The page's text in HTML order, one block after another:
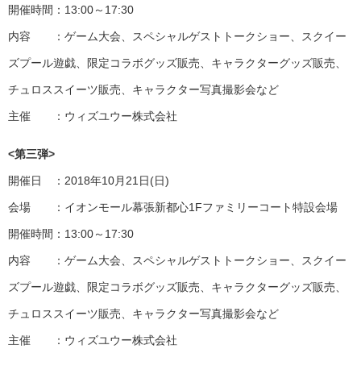
開催時間：13:00～17:30
内容 ：ゲーム大会、スペシャルゲストトークショー、スクイー
ズプール遊戯、限定コラボグッズ販売、キャラクターグッズ販売、
チュロススイーツ販売、キャラクター写真撮影会など
主催 ：ウィズユウー株式会社
<第三弾>
開催日 ：2018年10月21日(日)
会場 ：イオンモール幕張新都心1Fファミリーコート特設会場
開催時間：13:00～17:30
内容 ：ゲーム大会、スペシャルゲストトークショー、スクイー
ズプール遊戯、限定コラボグッズ販売、キャラクターグッズ販売、
チュロススイーツ販売、キャラクター写真撮影会など
主催 ：ウィズユウー株式会社